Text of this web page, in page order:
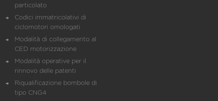
particolato
Codici immatricolativi di
ciclomotori omologati
Modalità di collegamento al
CED motorizzazione
Modalità operative per il
rinnovo delle patenti
Riqualificazione bombole di
tipo CNG4